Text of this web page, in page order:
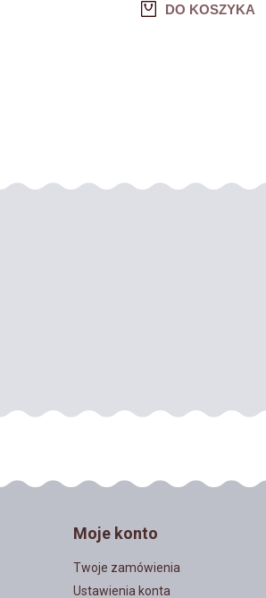
DO KOSZYKA
Moje konto
Twoje zamówienia
Ustawienia konta